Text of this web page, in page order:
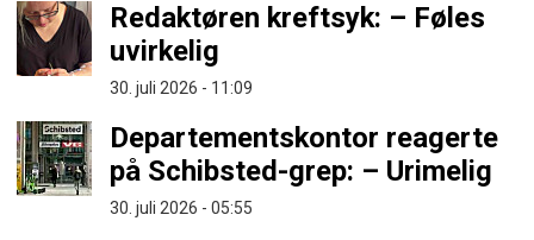
Redaktøren kreftsyk: – Føles
uvirkelig
30. juli 2026 - 11:09
Departementskontor reagerte
på Schibsted-grep: – Urimelig
30. juli 2026 - 05:55